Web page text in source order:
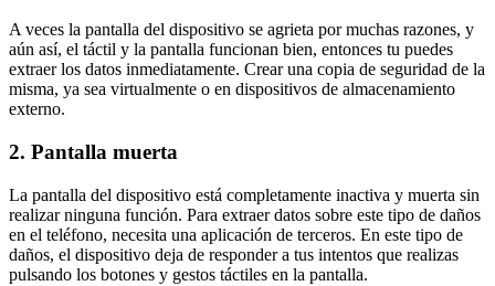
A veces la pantalla del dispositivo se agrieta por muchas razones, y
aún así, el táctil y la pantalla funcionan bien, entonces tu puedes
extraer los datos inmediatamente. Crear una copia de seguridad de la
misma, ya sea virtualmente o en dispositivos de almacenamiento
externo.
2. Pantalla muerta
La pantalla del dispositivo está completamente inactiva y muerta sin
realizar ninguna función. Para extraer datos sobre este tipo de daños
en el teléfono, necesita una aplicación de terceros. En este tipo de
daños, el dispositivo deja de responder a tus intentos que realizas
pulsando los botones y gestos táctiles en la pantalla.